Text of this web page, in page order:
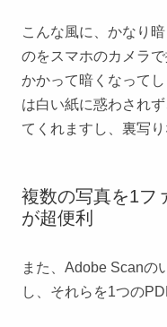
こんな風に、かなり
のをスマホのカメラ
かかって暗くなって
は白い紙に惑わされ
てくれますし、裏写
複数の写真を1フ
が超便利
また、Adobe Scanの
し、それらを1つの